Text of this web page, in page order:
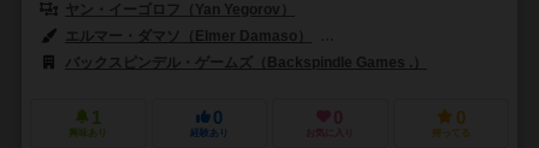
ヤン・イーゴロフ（Yan Yegorov）
エルマー・ダマソ（Elmer Damaso）
バックスピンデル・ゲームズ（Backspindle Games .）
1
興味あり
0
経験あり
0
お気に入り
0
持ってる